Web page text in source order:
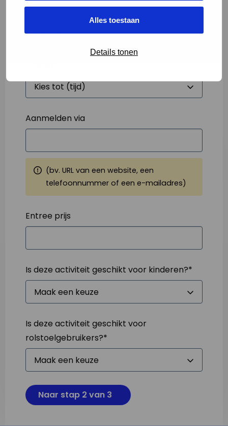
Alles toestaan
Details tonen
Starttijd*
Aanmelden via
(bv. URL van een website, een
telefoonnummer of een e-mailadres)
Entree prijs
Is deze activiteit geschikt voor kinderen?*
Is deze activiteit geschikt voor
rolstoelgebruikers?*